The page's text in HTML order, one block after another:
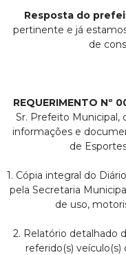
Resposta do
pertinente e já
de
REQUERIMENTO Nº
Sr. Prefeito Municipal,
informações e
de
1. Cópia integral do
pela Secretaria
de uso,
2. Relatório detalhado
referido(s)